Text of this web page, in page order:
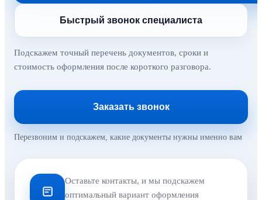
Быстрый звонок специалиста
Подскажем точный перечень документов, сроки и
стоимость оформления после короткого разговора.
Заказать звонок
Перезвоним и подскажем, какие документы нужны именно вам
Оставьте контакты, и мы подскажем
оптимальный вариант оформления